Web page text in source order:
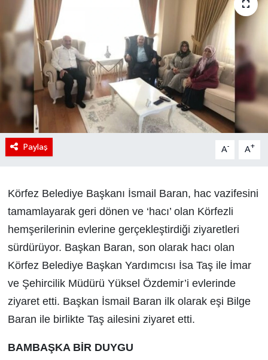
Paylaş A- A+
Körfez Belediye Başkanı İsmail Baran, hac vazifesini
tamamlayarak geri dönen ve ‘hacı’ olan Körfezli
hemşerilerinin evlerine gerçekleştirdiği ziyaretleri
sürdürüyor. Başkan Baran, son olarak hacı olan
Körfez Belediye Başkan Yardımcısı İsa Taş ile İmar
ve Şehircilik Müdürü Yüksel Özdemir’i evlerinde
ziyaret etti. Başkan İsmail Baran ilk olarak eşi Bilge
Baran ile birlikte Taş ailesini ziyaret etti.
BAMBAŞKA BİR DUYGU